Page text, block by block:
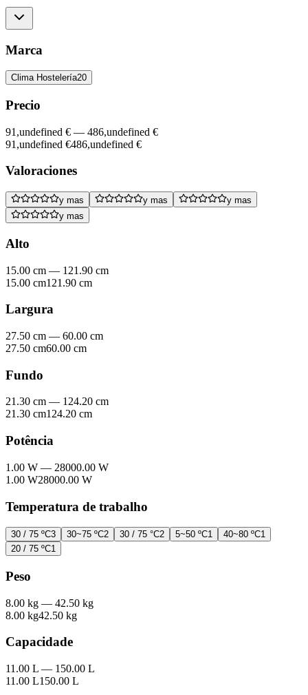
Marca
Clima Hostelería20
Precio
91,undefined € — 486,undefined €
91,undefined €486,undefined €
Valoraciones
y mas y mas
y mas
y mas
Alto
15.00 cm — 121.90 cm
15.00 cm121.90 cm
Largura
27.50 cm — 60.00 cm
27.50 cm60.00 cm
Fundo
21.30 cm — 124.20 cm
21.30 cm124.20 cm
Potência
1.00 W — 28000.00 W
1.00 W28000.00 W
Temperatura de trabalho
30 / 75 ºC3 30~75 ºC2 30 / 75 °C2 5~50 ºC1 40~80 ºC1
20 / 75 ºC1
Peso
8.00 kg — 42.50 kg
8.00 kg42.50 kg
Capacidade
11.00 L — 150.00 L
11.00 L150.00 L